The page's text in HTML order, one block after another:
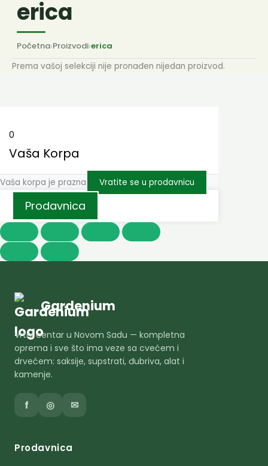
erica
Početna›Proizvodi›erica
Prema vašoj selekciji nije pronađen nijedan proizvod.
0
Vaša Korpa
Vaša korpa je prazna Vratite se u prodavnicu
Prodavnica
Gardenium
Vrtni centar u Novom Sadu — kompletna
oprema i sve što ima veze sa cvećem i
drvećem: saksije, supstrati, đubriva, alat i
kamenje.
f ◎ ✉
Prodavnica